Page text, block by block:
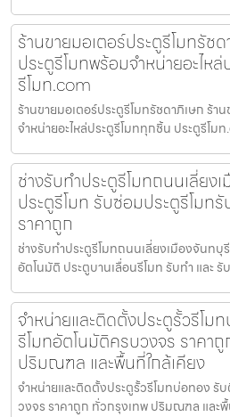
ร้านขายมอเตอร์ประตูรีโมทรัช
ประตูรีโมทพร้อมจำหน่ายอะไห
รีโมท.com
ร้านขายมอเตอร์ประตูรีโมทรัชดาภิเษก ร้า
จำหน่ายอะไหล่ประตูรีโมททุกชิ้น ประตูรีโ
ช่างรับทำประตูรีโมทถนนเลี่ย
ประตูรีโมท รับซ่อมประตูรีโมท
ราคาถูก
ช่างรับทำประตูรีโมทถนนเลี่ยงเมืองจันทบุ
อัตโนมัติ ประตูบานเลื่อนรีโมท รับทำ และ รั
จำหน่ายและติดตั้งประตูรั้วรีโ
รีโมทอัตโนมัติครบวงจร ราคา
ปริมณฑล และพื้นที่ใกล้เคียง
จำหน่ายและติดตั้งประตูรั้วรีโมทบ่อทอง รั
วงจร ราคาถูก ทั่วกรุงเทพ ปริมณฑล และพื้